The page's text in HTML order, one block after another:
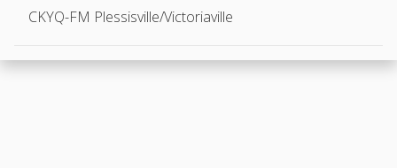
CKYQ-FM Plessisville/Victoriaville